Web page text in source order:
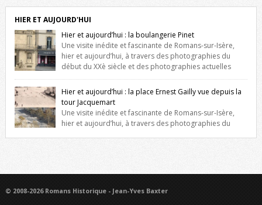
l’histoire de la redécouverte de vestiges du couvent des Capucins !
Petit retour sur l’histoire […]
HIER ET AUJOURD'HUI
Hier et aujourd’hui : la boulangerie Pinet
Une visite inédite et fascinante de Romans-sur-Isère,
hier et aujourd’hui, à travers des photographies du
début du XXè siècle et des photographies actuelles
prises exactement dans le même cadre ! A l’angle de la place Jean
Jaurès et de l’avenue Victor Hugo (à côté d’Intermarché), à Romans. La
boulangerie Jules Pinet est inscrite dans le […]
Hier et aujourd’hui : la place Ernest Gailly vue depuis la
tour Jacquemart
Une visite inédite et fascinante de Romans-sur-Isère,
hier et aujourd’hui, à travers des photographies du
© 2008-2026 Romans Historique - Jean-Yves Baxter